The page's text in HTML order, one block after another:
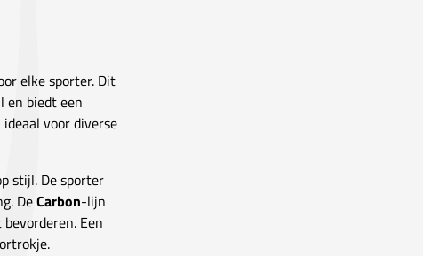
elke sporter. Dit
en biedt een
voor diverse
stijl. De sporter
DeCarbon-lijn
Een